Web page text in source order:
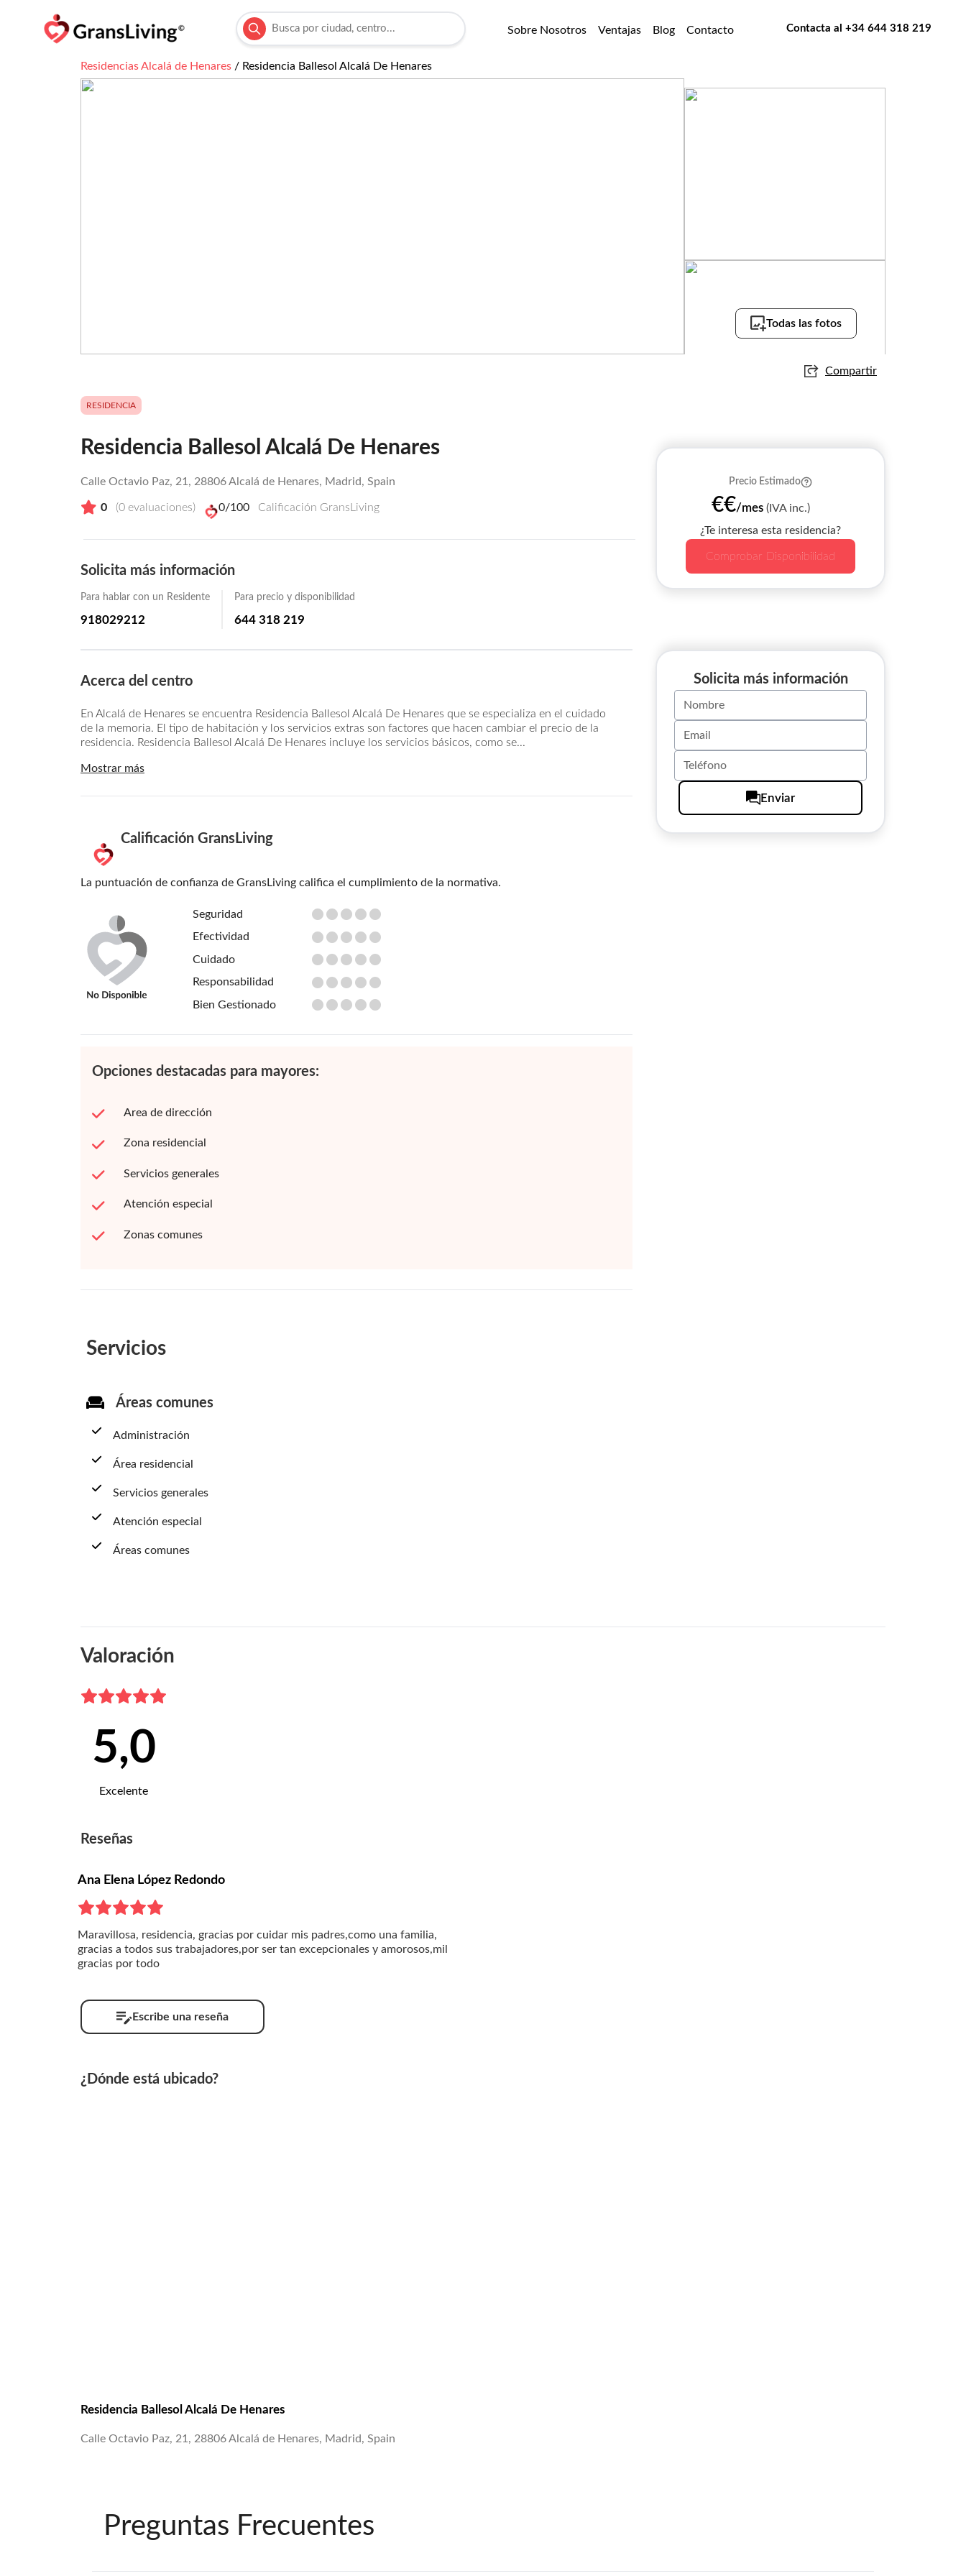
Sobre Nosotros Ventajas Blog Contacto Contacta al +34 644 318 219
ResidenciasAlcalá de Henares / Residencia Ballesol Alcalá De Henares
Compartir
Todas las fotos
RESIDENCIA
Residencia Ballesol Alcalá De Henares
Calle Octavio Paz, 21, 28806 Alcalá de Henares, Madrid, Spain
0 (0 evaluaciones) 0/100 Calificación GransLiving
Precio Estimado
€€/mes (IVA inc.)
¿Te interesa esta residencia?
Comprobar Disponibilidad
Solicita más información
Para hablar con un Residente
918029212
Para precio y disponibilidad
644 318 219
Solicita más información
Enviar
Acerca del centro
En Alcalá de Henares se encuentra Residencia Ballesol Alcalá De Henares que se especializa en el cuidado
de la memoria. El tipo de habitación y los servicios extras son factores que hacen cambiar el precio de la
residencia. Residencia Ballesol Alcalá De Henares incluye los servicios básicos, como se...
Mostrar más
Calificación GransLiving
La puntuación de confianza de GransLiving califica el cumplimiento de la normativa.
Seguridad
Efectividad
Cuidado
Responsabilidad
Bien Gestionado
Opciones destacadas para mayores:
Area de dirección
Zona residencial
Servicios generales
Atención especial
Zonas comunes
Servicios
Áreas comunes
Administración
Área residencial
Servicios generales
Atención especial
Áreas comunes
Valoración
5,0
Excelente
Reseñas
Ana Elena López Redondo
Maravillosa, residencia, gracias por cuidar mis padres,como una familia,
gracias a todos sus trabajadores,por ser tan excepcionales y amorosos,mil
gracias por todo
Escribe una reseña
¿Dónde está ubicado?
Residencia Ballesol Alcalá De Henares
Calle Octavio Paz, 21, 28806 Alcalá de Henares, Madrid, Spain
Preguntas Frecuentes